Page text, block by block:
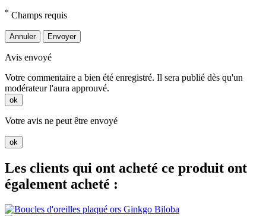
* Champs requis
Annuler Envoyer
Avis envoyé
Votre commentaire a bien été enregistré. Il sera publié dès qu'un
modérateur l'aura approuvé.
ok
Votre avis ne peut être envoyé
ok
Les clients qui ont acheté ce produit ont
également acheté :